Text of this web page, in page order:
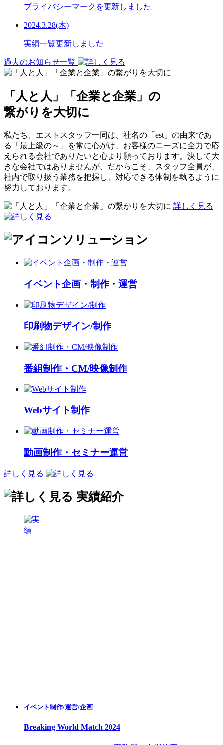
プライバシーマークを更新しました
2024.3.28(木)
実績一覧更新しました
過去のお知らせ一覧
「人と人」「企業と企業」の
繋がりを大切に
私たち、エストスタッフ一同は、社名の「est」の由来であ
る「最上級の～」を常に心がけ、お客様のニーズに全力で応
えられる会社でありたいと心より願っております。決して大
きな会社ではありませんが、だからこそ、スタッフ全員が、
社内で取り扱う業務を把握し、対応できる体制を執るように
努力しております。
詳しく見る
ソリューション
イベント企画・制作・運営
印刷物デザイン/制作
番組制作・CM/映像制作
Webサイト制作
動画制作・セミナー運営
詳しく見る
実績紹介
イベント制作/運営/企画
Breaking World Match 2024